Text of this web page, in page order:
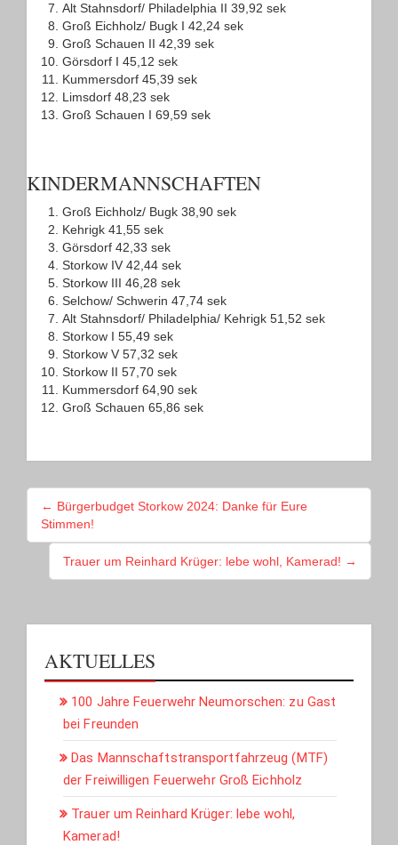
Alt Stahnsdorf/ Philadelphia II 39,92 sek
Groß Eichholz/ Bugk I 42,24 sek
Groß Schauen II 42,39 sek
Görsdorf I 45,12 sek
Kummersdorf 45,39 sek
Limsdorf 48,23 sek
Groß Schauen I 69,59 sek
KINDERMANNSCHAFTEN
Groß Eichholz/ Bugk 38,90 sek
Kehrigk 41,55 sek
Görsdorf 42,33 sek
Storkow IV 42,44 sek
Storkow III 46,28 sek
Selchow/ Schwerin 47,74 sek
Alt Stahnsdorf/ Philadelphia/ Kehrigk 51,52 sek
Storkow I 55,49 sek
Storkow V 57,32 sek
Storkow II 57,70 sek
Kummersdorf 64,90 sek
Groß Schauen 65,86 sek
BEITRAGSNAVIGATION
← Bürgerbudget Storkow 2024: Danke für Eure
Stimmen!
Trauer um Reinhard Krüger: lebe wohl, Kamerad! →
AKTUELLES
100 Jahre Feuerwehr Neumorschen: zu Gast
bei Freunden
Das Mannschaftstransportfahrzeug (MTF)
der Freiwilligen Feuerwehr Groß Eichholz
Trauer um Reinhard Krüger: lebe wohl,
Kamerad!